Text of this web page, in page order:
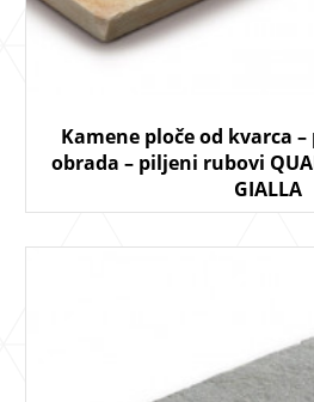
Kamene ploče od kvarca
obrada – piljeni rubovi
GIALLA